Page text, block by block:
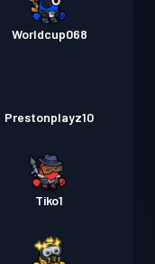
Worldcup068
Prestonplayz10
Tiko1